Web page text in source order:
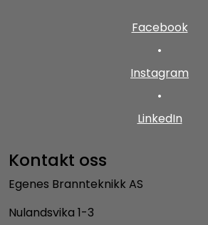
Facebook
•
Instagram
•
LinkedIn
Kontakt oss
Egenes Brannteknikk AS
Nulandsvika 1-3